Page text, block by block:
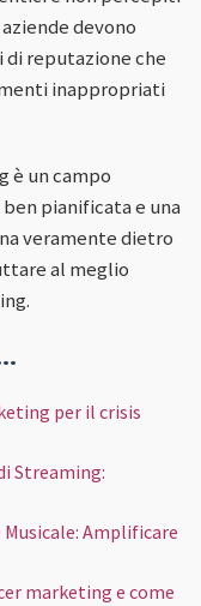
devono
reputazione che
inappropriati
è un campo
pianificata e una
veramente dietro
al meglio
per il crisis
Streaming:
Amplificare
marketing e come